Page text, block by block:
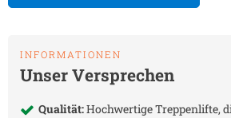
INFORMATIONEN
Unser Versprechen
Qualität:Hochwertige Treppenlifte,